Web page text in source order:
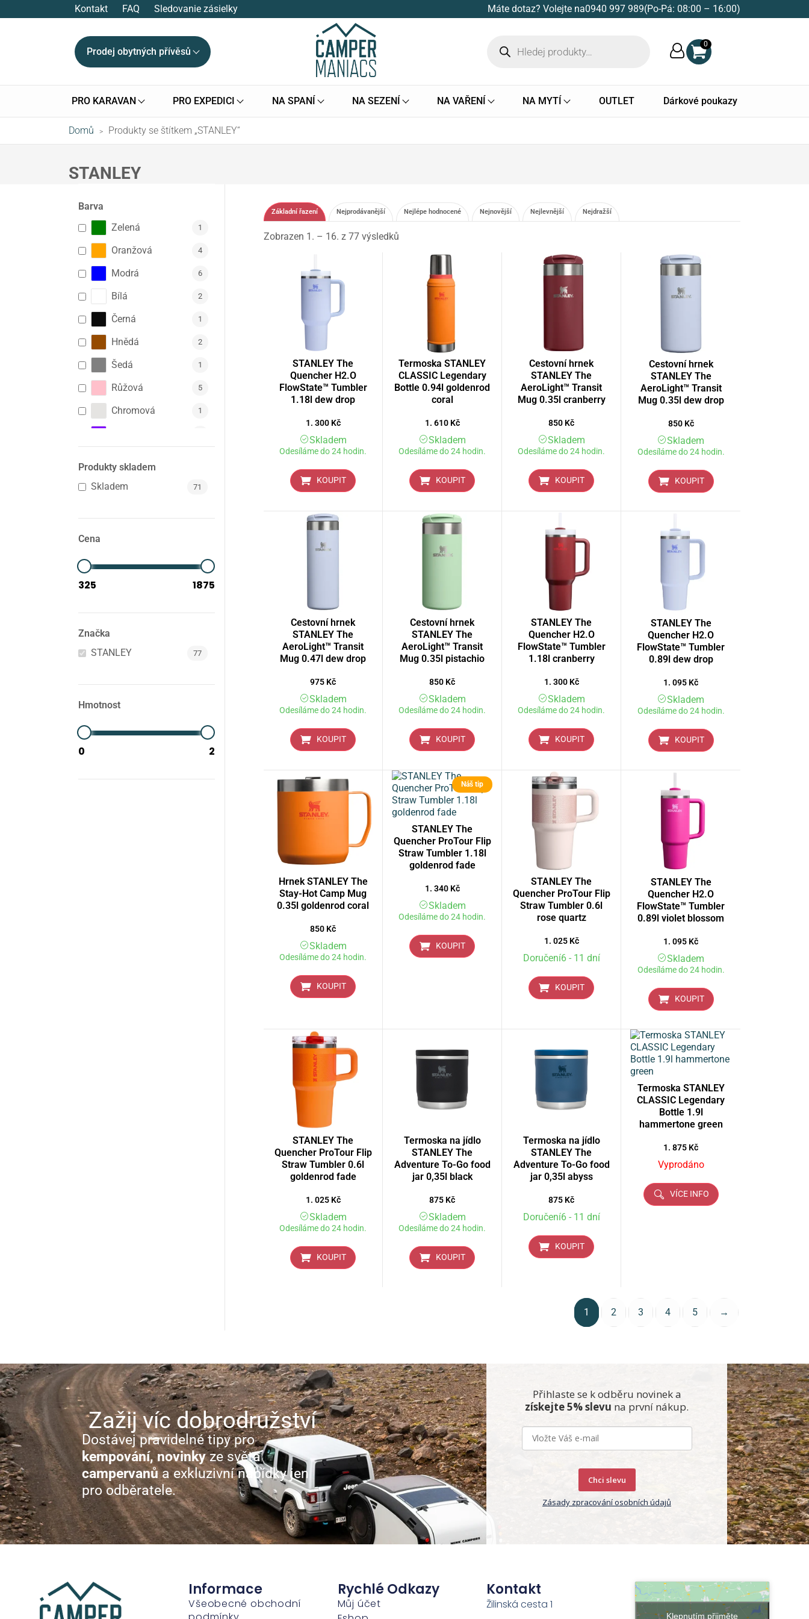
Kontakt FAQ Sledovanie zásielky Máte dotaz? Volejte na0940 997 989(Po-Pá: 08:00 – 16:00)
Prodej obytných přívěsů
0
PRO KARAVAN PRO EXPEDICI NA SPANÍ NA SEZENÍ NA VAŘENÍ NA MYTÍ OUTLET Dárkové poukazy
Domů > Produkty se štítkem „STANLEY“
STANLEY
Barva
Zelená
1
Oranžová 4
Modrá 6
Bílá 2
Černá 1
Hnědá 2
Šedá 1
Růžová 5
Chromová 1
Produkty skladem
Skladem
71
Cena
Značka
STANLEY
77
Hmotnost
Základní řazení Nejprodávanější Nejlépe hodnocené Nejnovější Nejlevnější Nejdražší
Zobrazen 1. – 16. z 77 výsledků
STANLEY The
Quencher H2.O
FlowState™ Tumbler
1.18l dew drop
1. 300 Kč
Skladem
Odesíláme do 24 hodin.
KOUPIT
Termoska STANLEY
CLASSIC Legendary
Bottle 0.94l goldenrod
coral
1. 610 Kč
Skladem
Odesíláme do 24 hodin.
KOUPIT
Cestovní hrnek
STANLEY The
AeroLight™ Transit
Mug 0.35l cranberry
850 Kč
Skladem
Odesíláme do 24 hodin.
KOUPIT
Cestovní hrnek
STANLEY The
AeroLight™ Transit
Mug 0.35l dew drop
850 Kč
Skladem
Odesíláme do 24 hodin.
KOUPIT
Cestovní hrnek
STANLEY The
AeroLight™ Transit
Mug 0.47l dew drop
975 Kč
Skladem
Odesíláme do 24 hodin.
KOUPIT
Cestovní hrnek
STANLEY The
AeroLight™ Transit
Mug 0.35l pistachio
850 Kč
Skladem
Odesíláme do 24 hodin.
KOUPIT
STANLEY The
Quencher H2.O
FlowState™ Tumbler
1.18l cranberry
1. 300 Kč
Skladem
Odesíláme do 24 hodin.
KOUPIT
STANLEY The
Quencher H2.O
FlowState™ Tumbler
0.89l dew drop
1. 095 Kč
Skladem
Odesíláme do 24 hodin.
KOUPIT
Hrnek STANLEY The
Stay-Hot Camp Mug
0.35l goldenrod coral
850 Kč
Skladem
Odesíláme do 24 hodin.
KOUPIT
Náš tip
STANLEY The
Quencher ProTour Flip
Straw Tumbler 1.18l
goldenrod fade
1. 340 Kč
Skladem
Odesíláme do 24 hodin.
KOUPIT
STANLEY The
Quencher ProTour Flip
Straw Tumbler 0.6l
rose quartz
1. 025 Kč
Doručení6 - 11 dní
KOUPIT
STANLEY The
Quencher H2.O
FlowState™ Tumbler
0.89l violet blossom
1. 095 Kč
Skladem
Odesíláme do 24 hodin.
KOUPIT
STANLEY The
Quencher ProTour Flip
Straw Tumbler 0.6l
goldenrod fade
1. 025 Kč
Skladem
Odesíláme do 24 hodin.
KOUPIT
Termoska na jídlo
STANLEY The
Adventure To-Go food
jar 0,35l black
875 Kč
Skladem
Odesíláme do 24 hodin.
KOUPIT
Termoska na jídlo
STANLEY The
Adventure To-Go food
jar 0,35l abyss
875 Kč
Doručení6 - 11 dní
KOUPIT
Termoska STANLEY
CLASSIC Legendary
Bottle 1.9l
hammertone green
1. 875 Kč
Vyprodáno
VÍCE INFO
1 2 3 4 5 →
Zažij víc dobrodružství
Dostávej pravidelné tipy pro
kempování, novinkyze světa
campervanůa exkluzivní nabídky jen
pro odběratele.
Přihlaste se k odběru novinek a
získejte 5% slevu na první nákup.
Chci slevu
Zásady zpracování osobních údajů
Informace
Všeobecné obchodní
Rychlé Odkazy
Můj účet
Kontakt
Žilinská cesta 1
Klepnutím přijměte